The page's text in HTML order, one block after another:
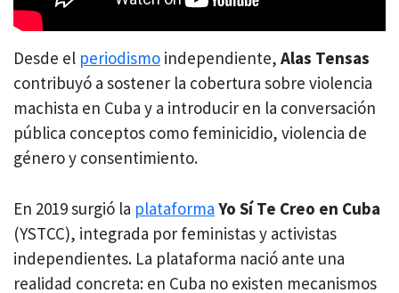
Desde el periodismo independiente, Alas Tensas
contribuyó a sostener la cobertura sobre violencia
machista en Cuba y a introducir en la conversación
pública conceptos como feminicidio, violencia de
género y consentimiento.
En 2019 surgió la plataforma Yo Sí Te Creo en Cuba
(YSTCC), integrada por feministas y activistas
independientes. La plataforma nació ante una
realidad concreta: en Cuba no existen mecanismos